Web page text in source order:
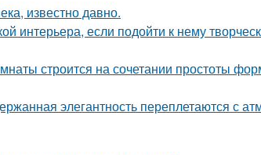
известно давно.
интерьера, если подойти к нему
строится на сочетании простоты
элегантность переплетаются с